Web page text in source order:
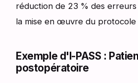
réduction de 23 % des
la mise en œuvre du protocole
Exemple d'I-PASS :
postopératoire